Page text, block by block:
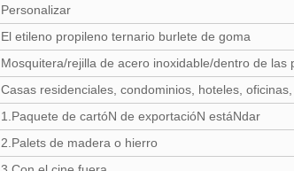
Personalizar
El etileno propileno ternario burlete de goma
Mosquitera/rejilla de acero inoxidable/dentro de las
Casas residenciales, condominios, hoteles,
1.Paquete de cartóN de exportacióN estáNdar
2.Palets de madera o hierro